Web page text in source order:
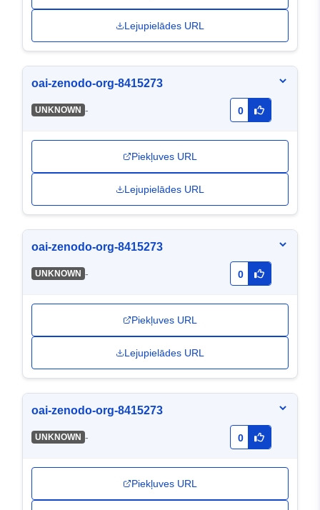
Lejupielādes URL
oai-zenodo-org-8415273
UNKNOWN - 0
Piekļuves URL
Lejupielādes URL
oai-zenodo-org-8415273
UNKNOWN - 0
Piekļuves URL
Lejupielādes URL
oai-zenodo-org-8415273
UNKNOWN - 0
Piekļuves URL